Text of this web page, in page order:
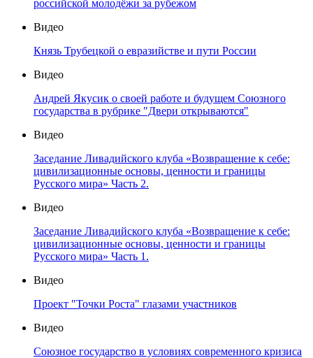
российской молодёжи за рубежом
Видео
Князь Трубецкой о евразийстве и пути России
Видео
Андрей Якусик о своей работе и будущем Союзного
государства в рубрике "Двери открываются"
Видео
Заседание Ливадийского клуба «Возвращение к себе:
цивилизационные основы, ценности и границы
Русского мира» Часть 2.
Видео
Заседание Ливадийского клуба «Возвращение к себе:
цивилизационные основы, ценности и границы
Русского мира» Часть 1.
Видео
Проект "Точки Роста" глазами участников
Видео
Союзное государство в условиях современного кризиса